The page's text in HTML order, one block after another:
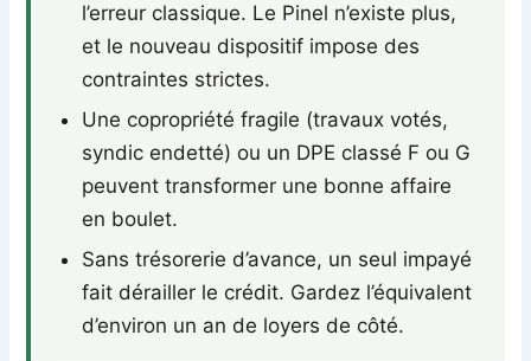
l’erreur classique. Le Pinel n’existe plus,
et le nouveau dispositif impose des
contraintes strictes.
Une copropriété fragile (travaux votés,
syndic endetté) ou un DPE classé F ou G
peuvent transformer une bonne affaire
en boulet.
Sans trésorerie d’avance, un seul impayé
fait dérailler le crédit. Gardez l’équivalent
d’environ un an de loyers de côté.